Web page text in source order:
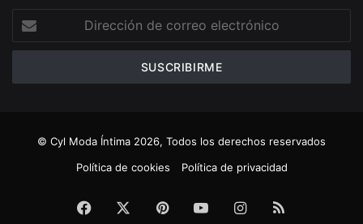
de
correo
© Cyl Moda Íntima 2026, Todos los derechos reservados
Política de cookies
Política de privacidad
Facebook PinterestYouTubeInstagram
RSS